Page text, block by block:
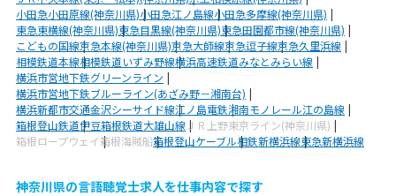
小田急小田原線(神奈川県)小田急江ノ島線小田急多摩線(神奈川県)
東急東横線(神奈川県)東急目黒線(神奈川県)東急田園都市線(神奈川県)
こどもの国線京急本線(神奈川県)京急大師線京急逗子線京急久里浜線
相模鉄道本線相模鉄道いずみ野線横浜高速鉄道みなとみらい線
横浜市営地下鉄グリーンライン
横浜市営地下鉄ブルーライン(あざみ野－湘南台)
横浜新都市交通金沢シーサイド線江ノ島電鉄湘南モノレール江の島線
箱根登山鉄道伊豆箱根鉄道大雄山線 ＪＲ上野東京ライン(神奈川県)
箱根ロープウェイ箱根海賊船箱根登山ケーブル相鉄新横浜線東急新横浜線
神奈川県の言語聴覚士求人を仕事内容で探す